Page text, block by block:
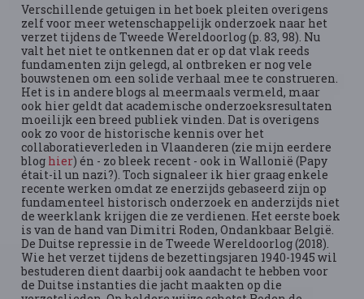
Verschillende getuigen in het boek pleiten overigens
zelf voor meer wetenschappelijk onderzoek naar het
verzet tijdens de Tweede Wereldoorlog (p. 83, 98). Nu
valt het niet te ontkennen dat er op dat vlak reeds
fundamenten zijn gelegd, al ontbreken er nog vele
bouwstenen om een solide verhaal mee te construeren.
Het is in andere blogs al meermaals vermeld, maar
ook hier geldt dat academische onderzoeksresultaten
moeilijk een breed publiek vinden. Dat is overigens
ook zo voor de historische kennis over het
collaboratieverleden in Vlaanderen (zie mijn eerdere
blog hier) én - zo bleek recent - ook in Wallonië (Papy
était-il un nazi?). Toch signaleer ik hier graag enkele
recente werken omdat ze enerzijds gebaseerd zijn op
fundamenteel historisch onderzoek en anderzijds niet
de weerklank krijgen die ze verdienen. Het eerste boek
is van de hand van Dimitri Roden, Ondankbaar België.
De Duitse repressie in de Tweede Wereldoorlog (2018).
Wie het verzet tijdens de bezettingsjaren 1940-1945 wil
bestuderen dient daarbij ook aandacht te hebben voor
de Duitse instanties die jacht maakten op die